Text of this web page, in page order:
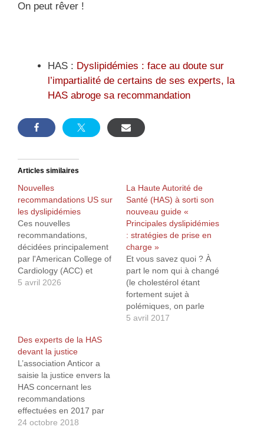
On peut rêver !
HAS : Dyslipidémies : face au doute sur
l’impartialité de certains de ses experts, la
HAS abroge sa recommandation
Articles similaires
Nouvelles
recommandations US sur
les dyslipidémies
Ces nouvelles
recommandations,
décidées principalement
par l'American College of
Cardiology (ACC) et
l'American Heart
d’intérêts1, préconisent
d’instaurer beaucoup plus
tôt et de manière plus
intensive le traitement de
l'hyperlipidémie afin de
réduire le risque de
maladie…
5 avril 2026
La Haute Autorité de
Santé (HAS) à sorti son
nouveau guide «
Principales dyslipidémies
: stratégies de prise en
charge »
Et vous savez quoi ? À
part le nom qui à changé
(le cholestérol étant
fortement sujet à
polémiques, on parle
maintenant de
5 avril 2017
Des experts de la HAS
devant la justice
L’association Anticor a
saisie la justice envers la
HAS concernant les
recommandations
effectuées en 2017 par
celle-ci sur le traitement
24 octobre 2018